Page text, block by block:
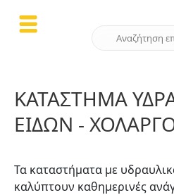
ΚΑΤΆΣΤΗΜΑ
ΕΙΔΏΝ -
Τα καταστήματα με
καλύπτουν καθημερινές